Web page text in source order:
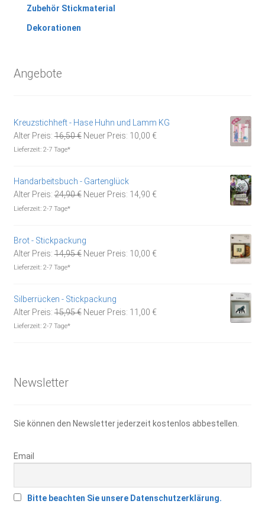
Zubehör Stickmaterial
Dekorationen
Angebote
Kreuzstichheft - Hase Huhn und Lamm KG
Alter Preis: 16,50€ Ursprünglicher
Neuer Preis: 10,00 €Aktueller
Lieferzeit: 2-7 Tage*
Handarbeitsbuch - Gartenglück
Alter Preis: 24,90€ Ursprünglicher
Neuer Preis: 14,90 €Aktueller
Lieferzeit: 2-7 Tage*
Brot - Stickpackung
Alter Preis: 14,95€ Ursprünglicher
Neuer Preis: 10,00 €Aktueller
Lieferzeit: 2-7 Tage*
Silberrücken - Stickpackung
Alter Preis: 15,95€ Ursprünglicher
Neuer Preis: 11,00 €Aktueller
Lieferzeit: 2-7 Tage*
Newsletter
Sie können den Newsletter jederzeit kostenlos abbestellen.
Email
Bitte beachten Sie unsere Datenschutzerklärung.